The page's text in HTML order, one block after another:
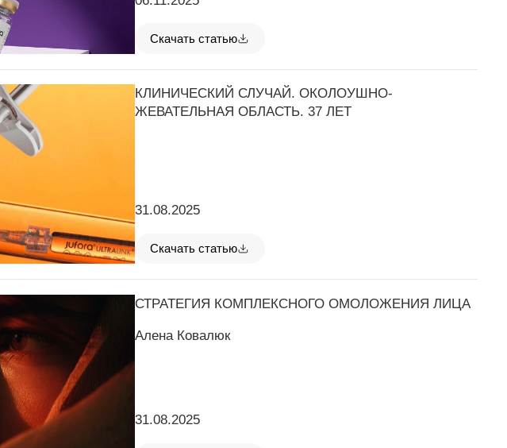
Скачать статью
КЛИНИЧЕСКИЙ СЛУЧАЙ. ОКОЛОУШНО-
ЖЕВАТЕЛЬНАЯ ОБЛАСТЬ. 37 ЛЕТ
31.08.2025
Скачать статью
СТРАТЕГИЯ КОМПЛЕКСНОГО ОМОЛОЖЕНИЯ ЛИЦА
Алена Ковалюк
31.08.2025